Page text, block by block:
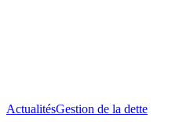
ActualitésGestion de la detteDossier